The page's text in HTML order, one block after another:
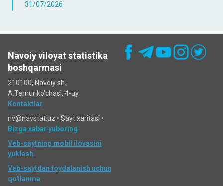
31/07/2026
Navoiy viloyat statistika
boshqarmasi
210100, Navoiy sh.,
A.Temur ko‘chаsi, 4-uy
Kontaktlar
nv@navstat.uz • Sayt xaritasi •
Bizga xabar yuboring
Veb-saytning mobil ilovasini
yuklash
Veb-saytdan foydalanish uchun
qo'llanma